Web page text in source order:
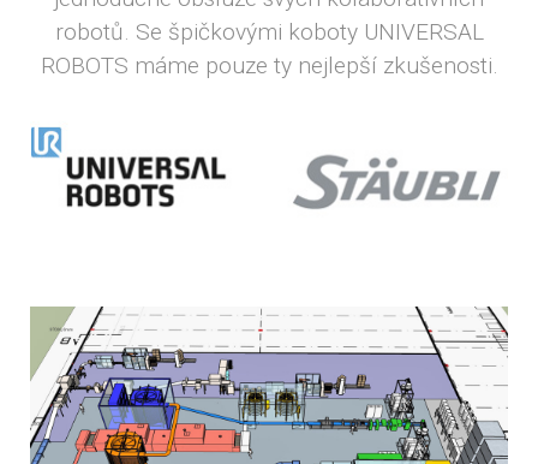
robotů. Se špičkovými koboty UNIVERSAL
ROBOTS máme pouze ty nejlepší zkušenosti.